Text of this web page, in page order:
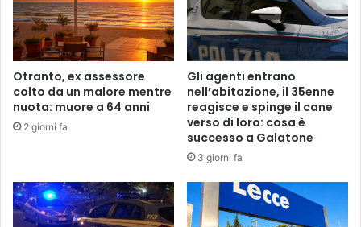
n
m
o
r
t
o
i
n
g
l
i
l
i
O
e
a
i
l
v
Otranto, ex assessore
colto da un malore mentre
nuota: muore a 64 anni
2 giorni fa
Gli agenti entrano
nell’abitazione, il 35enne
reagisce e spinge il cane
verso di loro: cosa è
successo a Galatone
3 giorni fa